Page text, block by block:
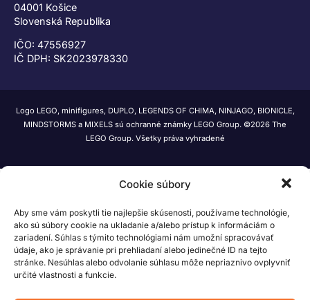
Cookie súbory
Aby sme vám poskytli tie najlepšie skúsenosti, používame technológie,
ako sú súbory cookie na ukladanie a/alebo prístup k informáciám o
zariadení. Súhlas s týmito technológiami nám umožní spracovávať
údaje, ako je správanie pri prehliadaní alebo jedinečné ID na tejto
stránke. Nesúhlas alebo odvolanie súhlasu môže nepriaznivo ovplyvniť
určité vlastnosti a funkcie.
04001 Košice
Slovenská Republika
IČO: 47556927
IČ DPH: SK2023978330
Logo LEGO, minifigures, DUPLO, LEGENDS OF CHIMA, NINJAGO, BIONICLE,
MINDSTORMS a MIXELS sú ochranné známky LEGO Group. ©2026 The
LEGO Group. Všetky práva vyhradené